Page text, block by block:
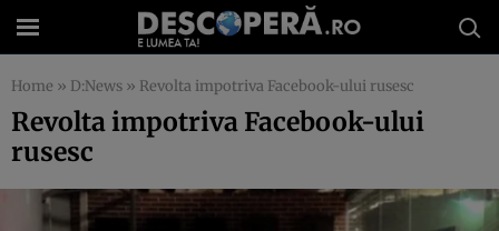
Home » D:News » Revolta impotriva Facebook-ului rusesc
Revolta impotriva Facebook-ului
rusesc